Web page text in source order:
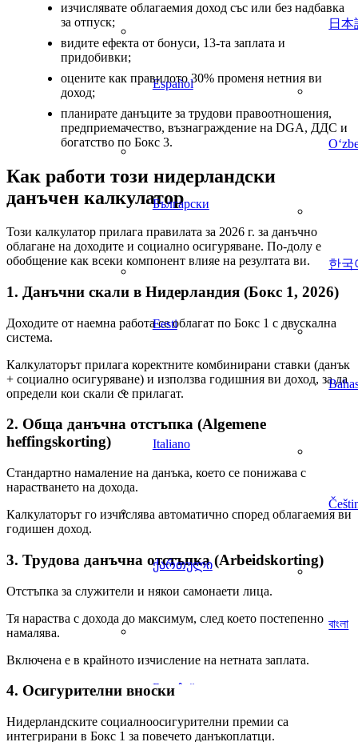
Español
Български
Eesti
Italiano
ქართული
日本
한국
বাংলা
изчислявате облагаемия доход със или без надбавка
за отпуск;
видите ефекта от бонуси, 13-та заплата и
придобивки;
оцените как правилото 30% променя нетния ви
доход;
планирате данъците за трудови правоотношения,
предприемачество, възнаграждение на DGA, ДДС и
богатство по Бокс 3.
Как работи този нидерландски
данъчен калкулатор
Този калкулатор прилага правилата за 2026 г. за данъчно
облагане на доходите и социално осигуряване. По-долу е
обобщение как всеки компонент влияе на резултата ви.
1. Данъчни скали в Нидерландия (Бокс 1, 2026)
Доходите от наемна работа се облагат по Бокс 1 с двускална
система.
Калкулаторът прилага коректните комбинирани ставки (данък
+ социално осигуряване) и използва годишния ви доход, за да
определи кои скали се прилагат.
2. Обща данъчна отстъпка (Algemene
heffingskorting)
Стандартно намаление на данъка, което се понижава с
нарастването на дохода.
Калкулаторът го изчислява автоматично според облагаемия ви
годишен доход.
3. Трудова данъчна отстъпка (Arbeidskorting)
Отстъпка за служители и някои самонаети лица.
Тя нараства с дохода до максимум, след което постепенно
намалява.
Включена е в крайното изчисление на нетната заплата.
4. Осигурителни вноски
Нидерландските социалноосигурителни премии са
интегрирани в Бокс 1 за повечето данъкоплатци.